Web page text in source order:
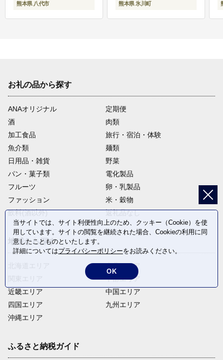
熊本県 八代市 熊本県 氷川町
お礼の品から探す
ANAオリジナル
定期便
酒
肉類
加工食品
旅行・宿泊・体験
魚介類
麺類
日用品・雑貨
野菜
パン・菓子類
電化製品
フルーツ
卵・乳製品
ファッション
米・穀物
飲料(酒以外)
返礼品なし
地域から探す
近畿エリア
四国エリア
沖縄エリア
東北エリア
中部エリア
中国エリア
九州エリア
ふるさと納税ガイド
当サイトでは、サイト利便性向上のため、クッキー（Cookie）を使
用しています。サイトの閲覧を継続された場合、Cookieの利用に同
意したことものといたします。
詳細についてはプライバシーポリシーをお読みください。
OK